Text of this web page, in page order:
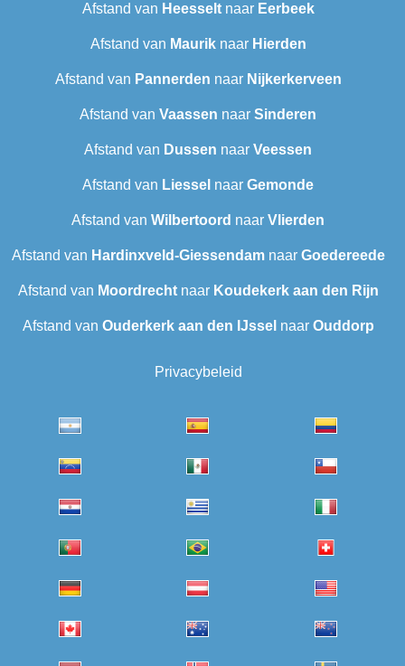
Afstand van Heesseltnaar Eerbeek
Afstand van Mauriknaar Hierden
Afstand van Pannerden naar Nijkerkerveen
Afstand van Vaassen naar Sinderen
Afstand van Dussen naar Veessen
Afstand van Liessel naar Gemonde
Afstand van Wilbertoord naar Vlierden
Afstand van Hardinxveld-Giessendamnaar Goedereede
Afstand van Moordrechtnaar Koudekerk aan den Rijn
Afstand van Ouderkerk aan den IJssel naar Ouddorp
Privacybeleid